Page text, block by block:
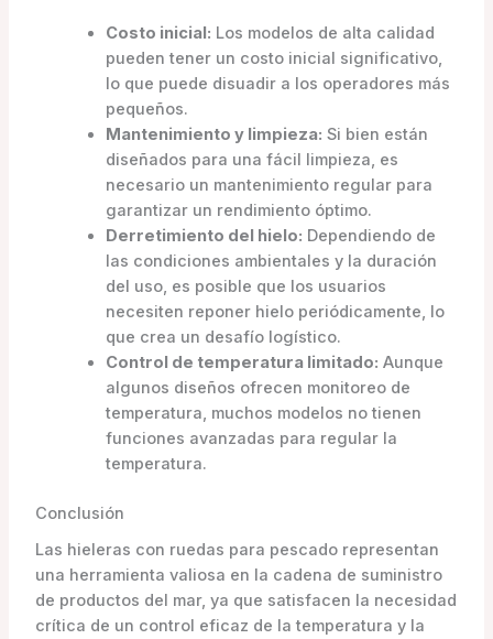
Costo inicial: Los modelos de alta calidad
pueden tener un costo inicial significativo,
lo que puede disuadir a los operadores más
pequeños.
Mantenimiento y limpieza: Si bien están
diseñados para una fácil limpieza, es
necesario un mantenimiento regular para
garantizar un rendimiento óptimo.
Derretimiento del hielo: Dependiendo de
las condiciones ambientales y la duración
del uso, es posible que los usuarios
necesiten reponer hielo periódicamente, lo
que crea un desafío logístico.
Control de temperatura limitado: Aunque
algunos diseños ofrecen monitoreo de
temperatura, muchos modelos no tienen
funciones avanzadas para regular la
temperatura.
Conclusión
Las hieleras con ruedas para pescado representan
una herramienta valiosa en la cadena de suministro
de productos del mar, ya que satisfacen la necesidad
crítica de un control eficaz de la temperatura y la